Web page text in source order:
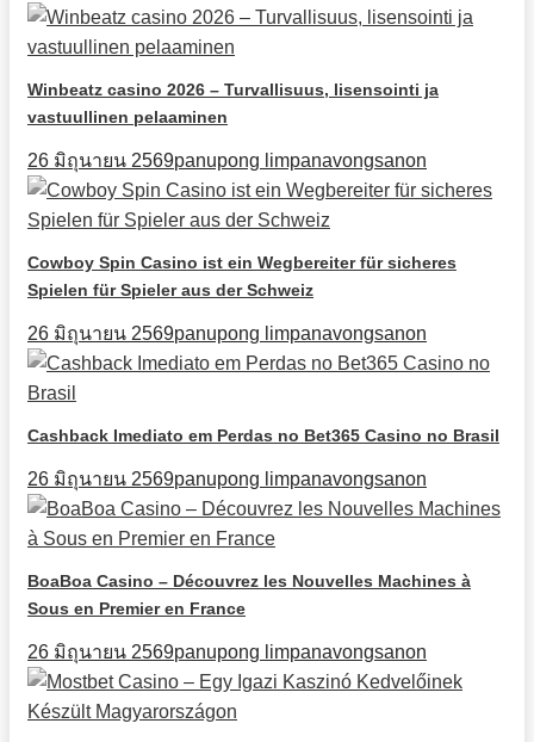
Winbeatz casino 2026 – Turvallisuus, lisensointi ja
vastuullinen pelaaminen
26 มิถุนายน 2569panupong limpanavongsanon
Cowboy Spin Casino ist ein Wegbereiter für sicheres
Spielen für Spieler aus der Schweiz
26 มิถุนายน 2569panupong limpanavongsanon
Cashback Imediato em Perdas no Bet365 Casino no Brasil
26 มิถุนายน 2569panupong limpanavongsanon
BoaBoa Casino – Découvrez les Nouvelles Machines à
Sous en Premier en France
26 มิถุนายน 2569panupong limpanavongsanon